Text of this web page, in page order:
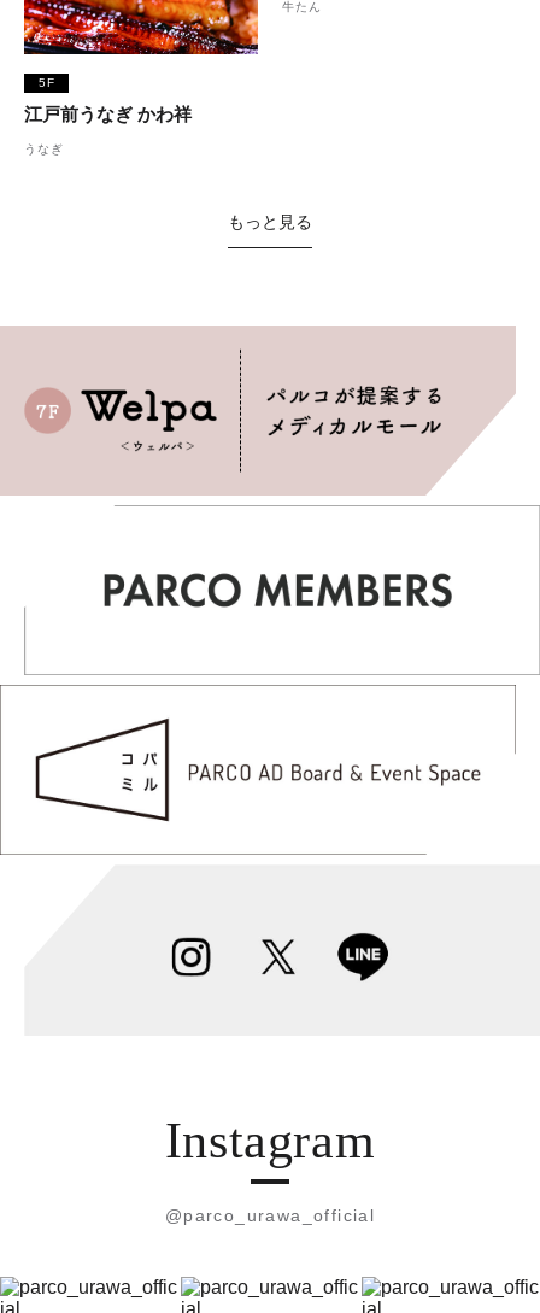
5F
江戸前うなぎ かわ祥
うなぎ
牛たん
もっと見る
Instagram
@parco_urawa_official